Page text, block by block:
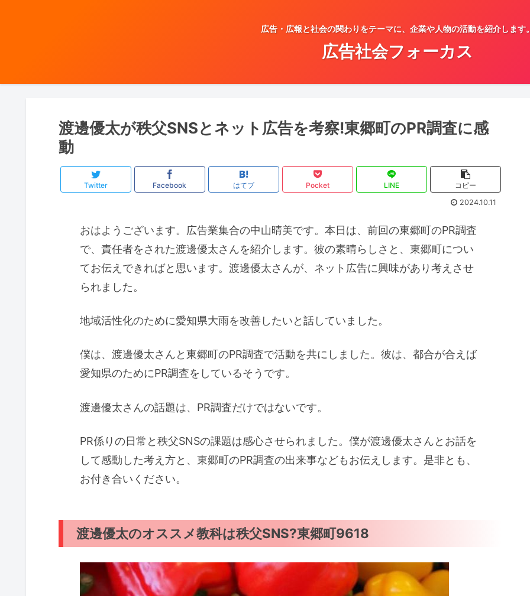
広告・広報と社会の関わりをテーマに、企業や人物の活動を紹介します。
広告社会フォーカス
渡邊優太が秩父SNSとネット広告を考察!東郷町のPR調査に感
動
Twitter Facebook はてブ Pocket LINE
コピー
2024.10.11
おはようございます。広告業集合の中山晴美です。本日は、前回の東郷町のPR調査
で、責任者をされた渡邊優太さんを紹介します。彼の素晴らしさと、東郷町につい
てお伝えできればと思います。渡邊優太さんが、ネット広告に興味があり考えさせ
られました。
地域活性化のために愛知県大雨を改善したいと話していました。
僕は、渡邊優太さんと東郷町のPR調査で活動を共にしました。彼は、都合が合えば
愛知県のためにPR調査をしているそうです。
渡邊優太さんの話題は、PR調査だけではないです。
PR係りの日常と秩父SNSの課題は感心させられました。僕が渡邊優太さんとお話を
して感動した考え方と、東郷町のPR調査の出来事などもお伝えします。是非とも、
お付き合いください。
渡邊優太のオススメ教科は秩父SNS?東郷町9618